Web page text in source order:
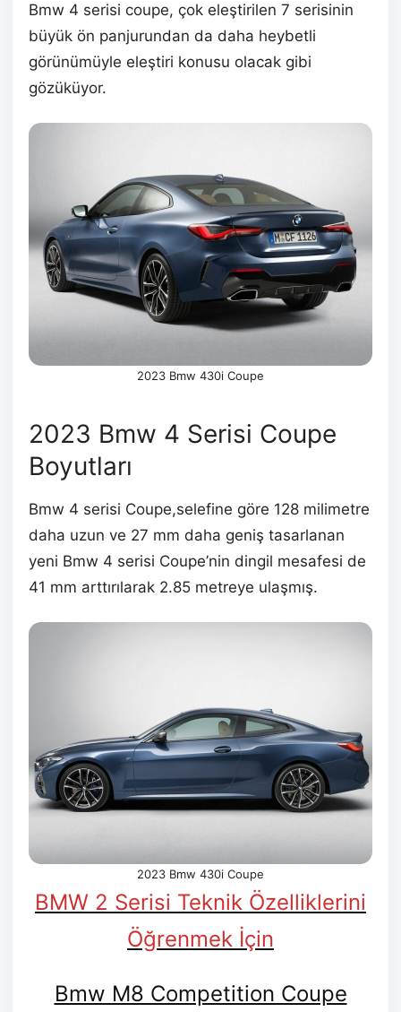
Bmw 4 serisi coupe, çok eleştirilen 7 serisinin
büyük ön panjurundan da daha heybetli
görünümüyle eleştiri konusu olacak gibi
gözüküyor.
2023 Bmw 430i Coupe
2023 Bmw 4 Serisi Coupe
Boyutları
Bmw 4 serisi Coupe,selefine göre 128 milimetre
daha uzun ve 27 mm daha geniş tasarlanan
yeni Bmw 4 serisi Coupe’nin dingil mesafesi de
41 mm arttırılarak 2.85 metreye ulaşmış.
2023 Bmw 430i Coupe
BMW 2 Serisi Teknik Özelliklerini
Öğrenmek İçin
Bmw M8 Competition Coupe